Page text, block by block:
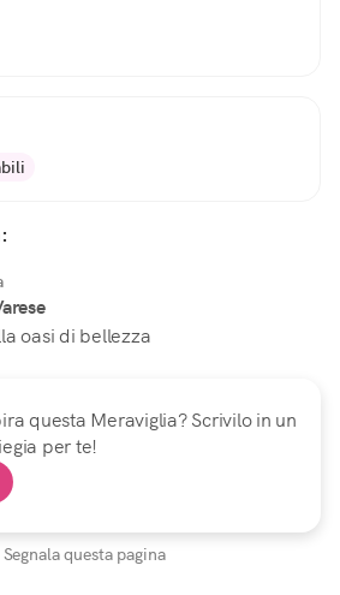
oasi di bellezza
questa Meraviglia? Scrivilo in un
per te!
Segnala questa pagina